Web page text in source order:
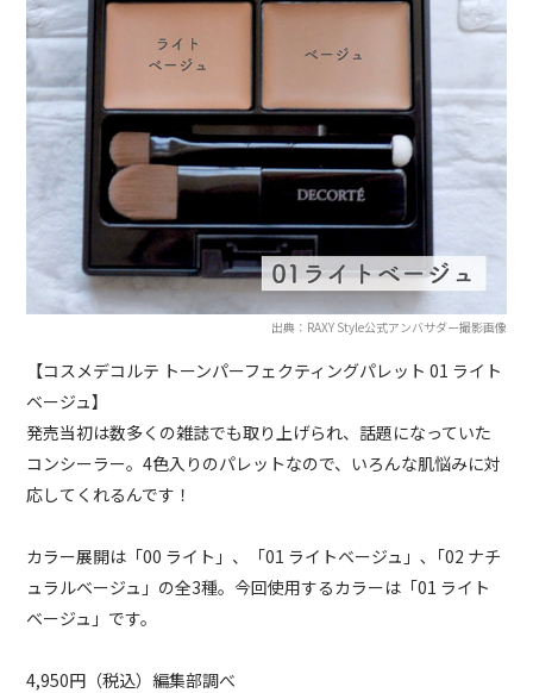
出典：RAXY Style公式アンバサダー撮影画像
【コスメデコルテ トーンパーフェクティングパレット 01 ライト
ベージュ】
発売当初は数多くの雑誌でも取り上げられ、話題になっていた
コンシーラー。4色入りのパレットなので、いろんな肌悩みに対
応してくれるんです！
カラー展開は「00 ライト」、「01 ライトベージュ」､「02 ナチ
ュラルベージュ」の全3種。今回使用するカラーは「01 ライト
ベージュ」です。
4,950円（税込）編集部調べ